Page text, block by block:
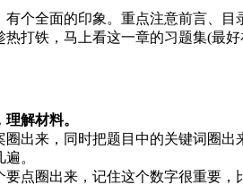
有个全面的印象。重点注意前言、
热打铁，马上看这一章的习题集(最
解材料。
圈出来，同时把题目中的关键词圈
。
点圈出来，记住这个数字很重要